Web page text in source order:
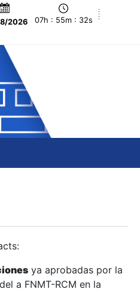
2026 07h : 55m : 33s
ya aprobadas por la
a FNMT-RCM en la